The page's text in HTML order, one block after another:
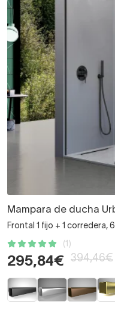
Mampara de ducha
Frontal 1 fijo + 1 corredera, 6
(1)
295,84€ 394,46€